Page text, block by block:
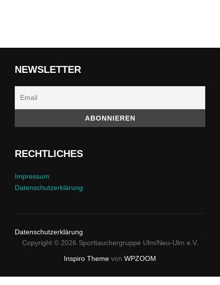
NEWSLETTER
RECHTLICHES
Impressum
Datenschutzerklärung
Datenschutzerklärung
Copyright © 2026 Sporttauchergruppe Ulm/Neu-Ulm e.V.
Inspiro Theme von WPZOOM